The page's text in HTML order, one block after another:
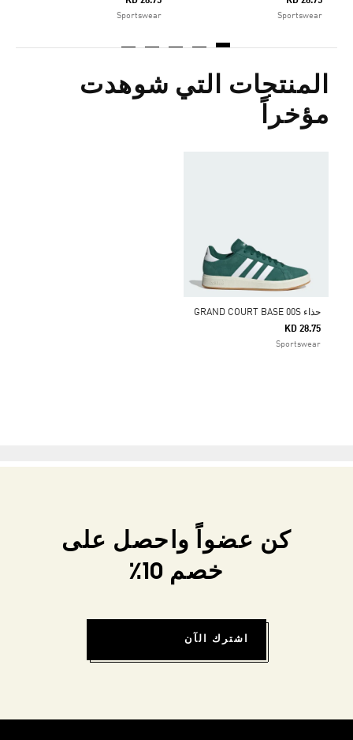
Sportswear
Sportswear
المنتجات التي شوهدت
مؤخراً
حذاء GRAND COURT BASE 00S
KD 28.75
Sportswear
كن عضواً واحصل على
خصم 10٪
اشترك الآن